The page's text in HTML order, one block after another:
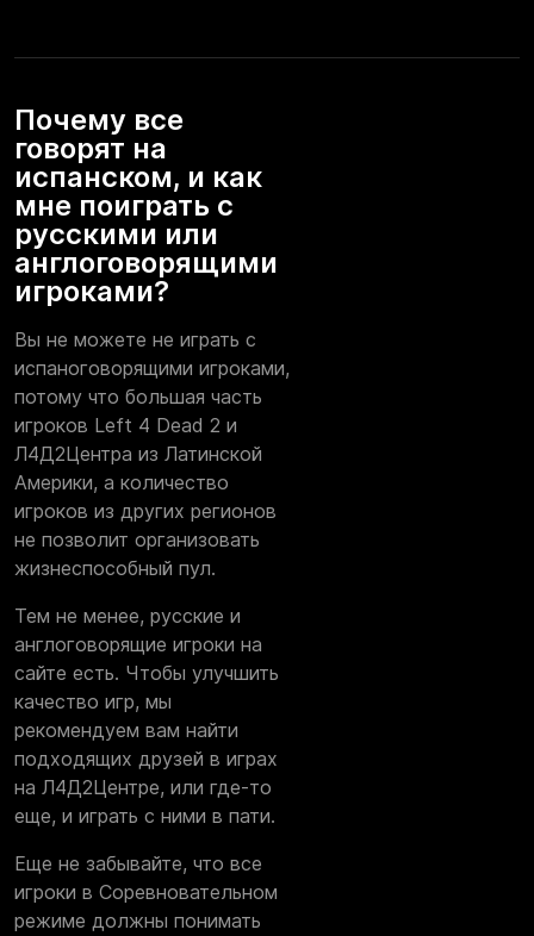
Почему все
говорят на
испанском, и как
мне поиграть с
русскими или
англоговорящими
игроками?
Вы не можете не играть с
испаноговорящими игроками,
потому что большая часть
игроков Left 4 Dead 2 и
Л4Д2Центра из Латинской
Америки, а количество
игроков из других регионов
не позволит организовать
жизнеспособный пул.
Тем не менее, русские и
англоговорящие игроки на
сайте есть. Чтобы улучшить
качество игр, мы
рекомендуем вам найти
подходящих друзей в играх
на Л4Д2Центре, или где-то
еще, и играть с ними в пати.
Еще не забывайте, что все
игроки в Соревновательном
режиме должны понимать